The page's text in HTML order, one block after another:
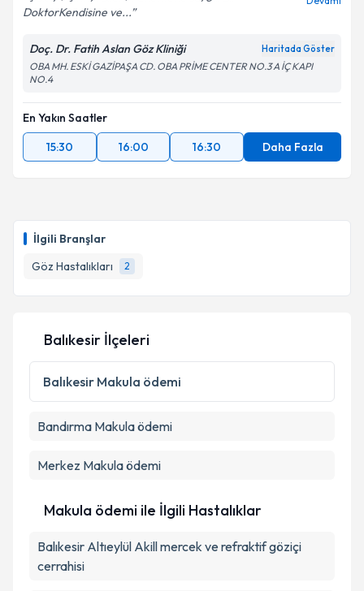
İlgili Branşlar
Göz Hastalıkları
2
Kişisel verilerimin işlenmesine ilişkin
Aydınlatma
Metni'ni okudum ve kişisel verilerimin belirtilen
Takvim Talebini Gönder
DoktorKendisine ve...
Doç. Dr. Fatih Aslan Göz Kliniği Haritada Göster
OBA MH. ESKİ GAZİPAŞA CD. OBA PRİME CENTER NO.3 A İÇ KAPI
NO.4
En Yakın Saatler
15:30
16:00 16:30 Daha Fazla
Balıkesir İlçeleri
Balıkesir Makula ödemi
Bandırma Makula ödemi
Merkez Makula ödemi
Makula ödemi ile İlgili Hastalıklar
Balıkesir Altıeylül Akill mercek ve refraktif göziçi
cerrahisi